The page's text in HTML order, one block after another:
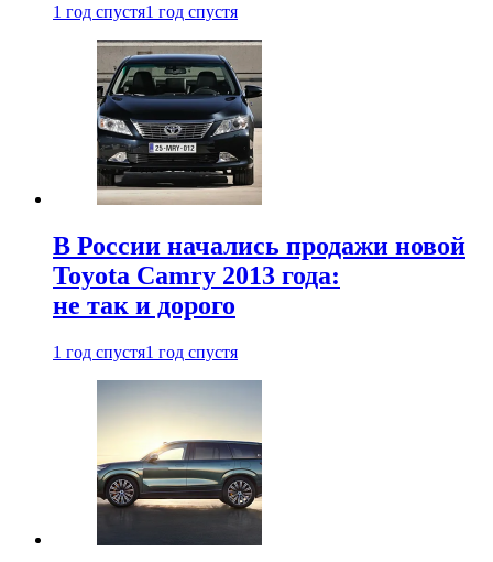
1 год спустя1 год спустя
В России начались продажи новой
Toyota Camry 2013 года:
не так и дорого
1 год спустя1 год спустя